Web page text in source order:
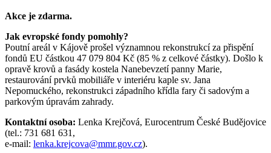
Akce je zdarma.
Jak evropské fondy pomohly?
Poutní areál v Kájově prošel významnou rekonstrukcí za přispění
fondů EU částkou 47 079 804 Kč (85 % z celkové částky). Došlo k
opravě krovů a fasády kostela Nanebevzetí panny Marie,
restaurování prvků mobiliáře v interiéru kaple sv. Jana
Nepomuckého, rekonstrukci západního křídla fary či sadovým a
parkovým úpravám zahrady.
Kontaktní osoba: Lenka Krejčová, Eurocentrum České Budějovice
(tel.: 731 681 631,
e-mail: lenka.krejcova@mmr.gov.cz).